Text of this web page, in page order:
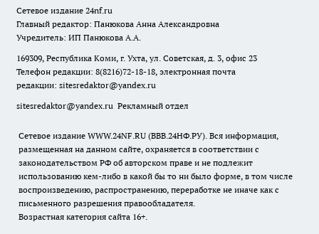
Сетевое издание 24nf.ru
Главный редактор: Панюкова Анна Александровна
Учредитель: ИП Панюкова А.А.
169309, Республика Коми, г. Ухта, ул. Советская, д. 3, офис 23
Телефон редакции: 8(8216)72-18-18, электронная почта
редакции: sitesredaktor@yandex.ru
sitesredaktor@yandex.ru Рекламный отдел
Сетевое издание WWW.24NF.RU (ВВВ.24НФ.РУ). Вся информация,
размещенная на данном сайте, охраняется в соответствии с
законодательством РФ об авторском праве и не подлежит
использованию кем-либо в какой бы то ни было форме, в том числе
воспроизведению, распространению, переработке не иначе как с
письменного разрешения правообладателя.
Возрастная категория сайта 16+.